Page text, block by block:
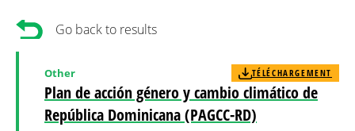
Go back to results
Plan de acción género y cambio climático de
República Dominicana (PAGCC-RD)
Other TÉLÉCHARGEMENT